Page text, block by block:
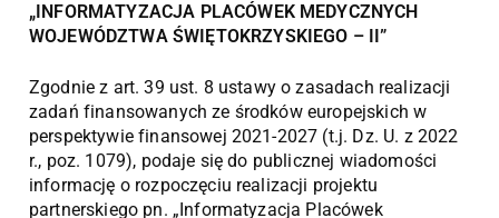
„INFORMATYZACJA PLACÓWEK MEDYCZNYCH
WOJEWÓDZTWA ŚWIĘTOKRZYSKIEGO – II”
Zgodnie z art. 39 ust. 8 ustawy o zasadach realizacji
zadań finansowanych ze środków europejskich w
perspektywie finansowej 2021-2027 (t.j. Dz. U. z 2022
r., poz. 1079), podaje się do publicznej wiadomości
informację o rozpoczęciu realizacji projektu
partnerskiego pn. „Informatyzacja Placówek